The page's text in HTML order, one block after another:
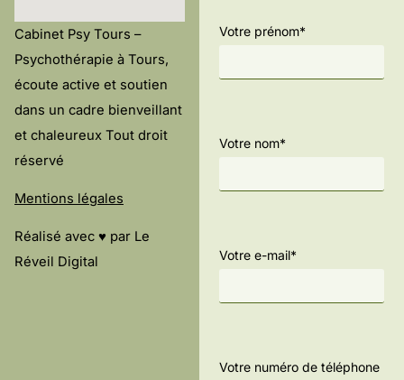
Cabinet Psy Tours –
Psychothérapie à Tours,
écoute active et soutien
dans un cadre bienveillant
et chaleureux Tout droit
réservé
Mentions légales
Réalisé avec ♥ par Le
Réveil Digital
Votre prénom*
Votre nom*
Votre e-mail*
Votre numéro de téléphone